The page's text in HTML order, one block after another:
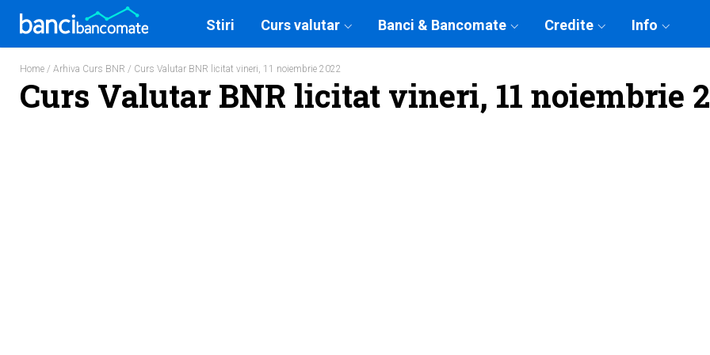
Stiri Curs valutar Banci & Bancomate Credite Info
Home / Arhiva Curs BNR / Curs Valutar BNR licitat vineri, 11 noiembrie 2022
Curs Valutar BNR licitat vineri, 11 noiembrie